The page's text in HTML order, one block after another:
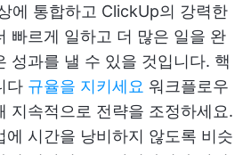
에 통합하고 ClickUp의 강력한
빠르게 일하고 더 많은 일을 완
성과를 낼 수 있을 것입니다. 핵
다 규율을 지키세요 워크플로우
지속적으로 전략을 조정하세요.
에 시간을 낭비하지 않도록 비슷